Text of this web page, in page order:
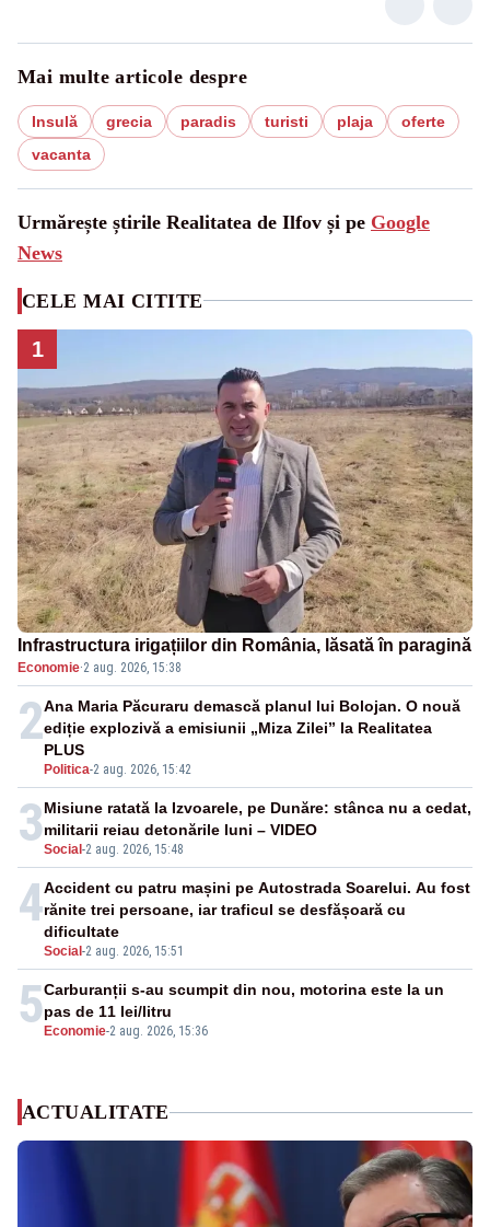
Mai multe articole despre
Insulă grecia paradis turisti plaja
oferte
vacanta
Urmărește știrile Realitatea de Ilfov și pe Google
News
CELE MAI CITITE
1
Infrastructura irigațiilor din România, lăsată în paragină
Economie·2 aug. 2026, 15:38
2
Politica-2 aug. 2026, 15:42
Ana Maria Păcuraru demască planul lui Bolojan. O nouă
ediție explozivă a emisiunii „Miza Zilei” la Realitatea
PLUS
3Social -2 aug. 2026, 15:48
Misiune ratată la Izvoarele, pe Dunăre: stânca nu a cedat,
militarii reiau detonările luni – VIDEO
4
Social -2 aug. 2026, 15:51
Accident cu patru mașini pe Autostrada Soarelui. Au fost
rănite trei persoane, iar traficul se desfășoară cu
dificultate
5 Economie-2 aug. 2026, 15:36
Carburanții s-au scumpit din nou, motorina este la un
pas de 11 lei/litru
ACTUALITATE